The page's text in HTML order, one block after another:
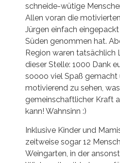
schneide-wütige
Allen voran die motivierten
Jürgen einfach
Süden genommen hat.
Region waren tatsächlich
dieser Stelle: 1000 Dank
soooo viel Spaß gemacht
motivierend zu sehen,
gemeinschaftlicher Kraft
kann! Wahnsinn :)
Inklusive Kinder und
zeitweise sogar 12
Weingarten, in der